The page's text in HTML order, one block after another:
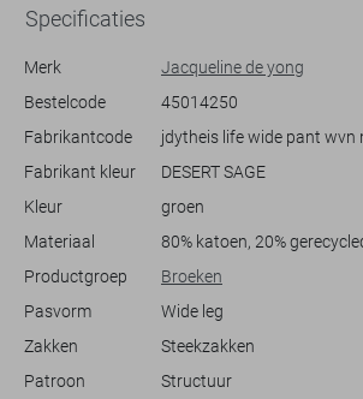
comfortabel maar biedt hij ook praktisch
steekzakken.
ontspannen dagje thuis hebt of een
Jacqueline de Yong broek geeft je altijd een
uitstraling. Combineer hem eenvoudig met een
dat je hem makkelijk kunt combineren met
schoenen. Deze broek is een veelzijdige en
Specificaties
Merk
Jacqueline de yong
Bestelcode
45014250
Fabrikantcode
jdytheis life wide pant wvn
Fabrikant kleur
DESERT SAGE
Kleur
groen
Materiaal
80% katoen, 20%
Productgroep
Broeken
Pasvorm
Wide leg
Zakken
Steekzakken
Patroon
Structuur